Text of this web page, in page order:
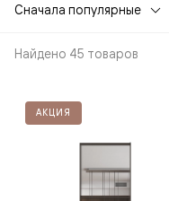
Сначала популярные
Найдено 45 товаров
АКЦИЯ